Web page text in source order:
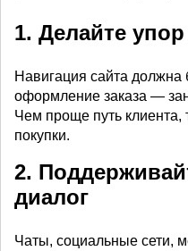
1. Делайте
Навигация сайта должна
оформление заказа —
Чем проще путь
покупки.
2.
диалог
Чаты, социальные сети,